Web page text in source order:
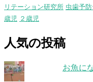
リテーション研究所 虫歯予
歳児 ２歳児
人気の投稿
お魚に